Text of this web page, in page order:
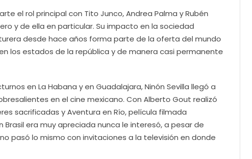
el rol principal con Tito Junco, Andrea Palma y Rubén
y de ella en particular. Su impacto en la sociedad
desde hace años forma parte de la oferta del mundo
los estados de la república y de manera casi permanente
en La Habana y en Guadalajara, Ninón Sevilla llegó a
en el cine mexicano. Con Alberto Gout realizó
sacrificadas y Aventura en Río, película filmada
era muy apreciada nunca le interesó, a pesar de
pasó lo mismo con invitaciones a la televisión en donde